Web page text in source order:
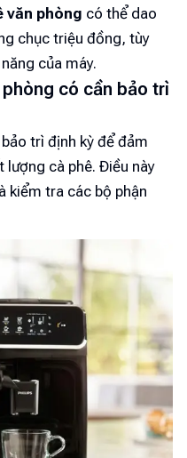
văn phòng có thể dao
chục triệu đồng, tùy
của máy.
có cần bảo trì
trì định kỳ để đảm
lượng cà phê. Điều này
kiểm tra các bộ phận